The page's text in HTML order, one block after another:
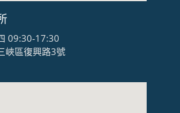
09:30-17:30
峽區復興路3號